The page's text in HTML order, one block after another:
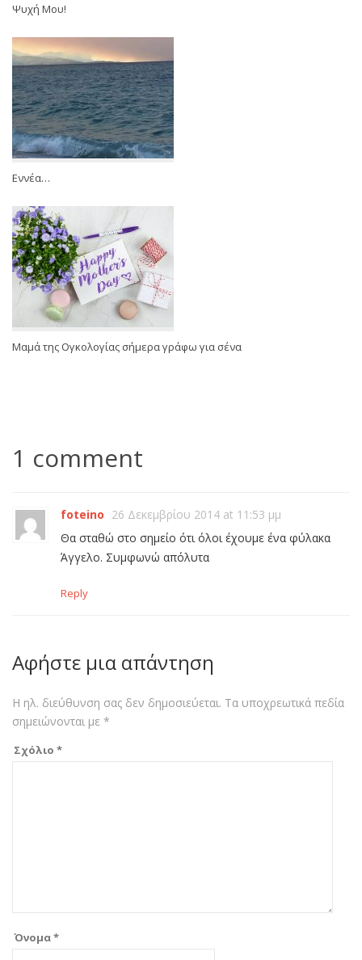
Ψυχή Μου!
Εννέα…
Μαμά της Ογκολογίας σήμερα γράφω για σένα
1 comment
foteino 26 Δεκεμβρίου 2014 at 11:53 μμ
Θα σταθώ στο σημείο ότι όλοι έχουμε ένα φύλακα
Άγγελο. Συμφωνώ απόλυτα
Reply
Αφήστε μια απάντηση
Η ηλ. διεύθυνση σας δεν δημοσιεύεται. Τα υποχρεωτικά πεδία
σημειώνονται με *
Σχόλιο *
Όνομα*